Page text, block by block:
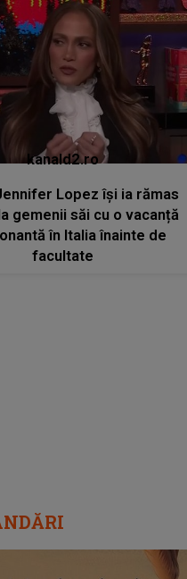
kanald2.ro
Lopez își ia rămas
gemenii săi cu o vacanță
în Italia înainte de
facultate